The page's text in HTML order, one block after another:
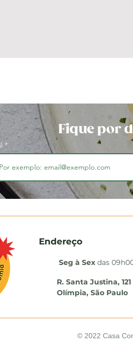
Fique por
Endereço
Seg à Sex das
R. Santa Justina, 121
Olímpia, São Paulo
© 2022 Casa